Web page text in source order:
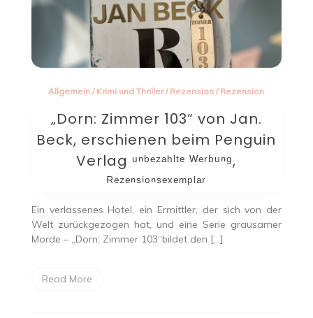
Allgemein / Krimi und Thriller/ Rezension / Rezension
„Dorn: Zimmer 103“ von Jan.
Beck, erschienen beim Penguin
Verlag ᵘⁿᵇᵉᶻᵃʰˡᵗᵉ ᵂᵉʳᵇᵘⁿᵍ,
ᴿᵉᶻᵉⁿˢⁱᵒⁿˢᵉˣᵉᵐᵖˡᵃʳ
Ein verlassenes Hotel, ein Ermittler, der sich von der
Welt zurückgezogen hat, und eine Serie grausamer
Morde – „Dorn: Zimmer 103“bildet den […]
Read More